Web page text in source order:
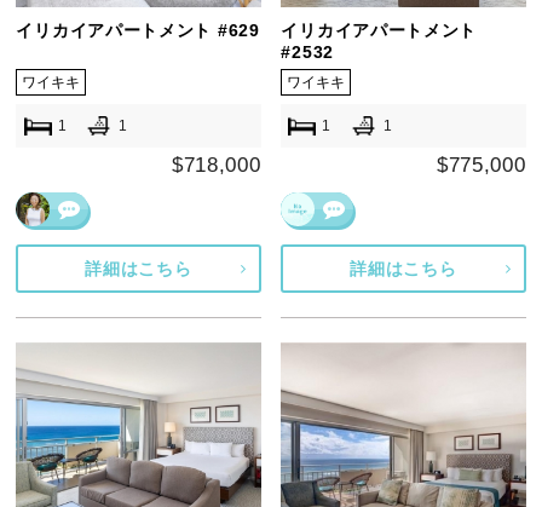
イリカイアパートメント #629
ワイキキ
1 1
$718,000
詳細はこちら
イリカイアパートメント
#2532
ワイキキ
1 1
$775,000
詳細はこちら